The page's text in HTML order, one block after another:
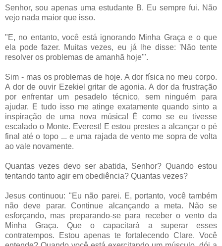
Senhor, sou apenas uma estudante B. Eu sempre fui. Não
vejo nada maior que isso.
"E, no entanto, você está ignorando Minha Graça e o que
ela pode fazer. Muitas vezes, eu já lhe disse: 'Não tente
resolver os problemas de amanhã hoje'".
Sim - mas os problemas de hoje. A dor física no meu corpo.
A dor de ouvir Ezekiel gritar de agonia. A dor da frustração
por enfrentar um pesadelo técnico, sem ninguém para
ajudar. E tudo isso me atinge exatamente quando sinto a
inspiração de uma nova música! É como se eu tivesse
escalado o Monte. Everest! E estou prestes a alcançar o pé
final até o topo ... e uma rajada de vento me sopra de volta
ao vale novamente.
Quantas vezes devo ser abatida, Senhor? Quando estou
tentando tanto agir em obediência? Quantas vezes?
Jesus continuou: "Eu não parei. E, portanto, você também
não deve parar. Continue alcançando a meta. Não se
esforçando, mas preparando-se para receber o vento da
Minha Graça. Que o capacitará a superar esses
contratempos. Estou apenas te fortalecendo Clare. Você